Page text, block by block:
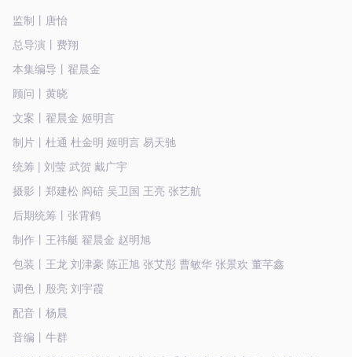
监制丨唐怡
总导演丨费翔
本集编导丨翟晨金
顾问丨黄晓
文案丨翟晨金 姬明言
制片丨杜通 杜金明 姬明言 易天驰
统筹 | 刘莹 武贺 戴广宇
摄影丨郑建松 阎碚 吴卫国 王亮 张艺航
后期统筹丨张霄鹤
制作丨王祎艇 翟晨金 赵明旭
包装丨王龙 刘津豪 陈正旭 张艾彤 曹敏华 张景欢 董芊鑫
调色丨殷亮 刘宇霞
配音丨杨晨
音编丨牛群